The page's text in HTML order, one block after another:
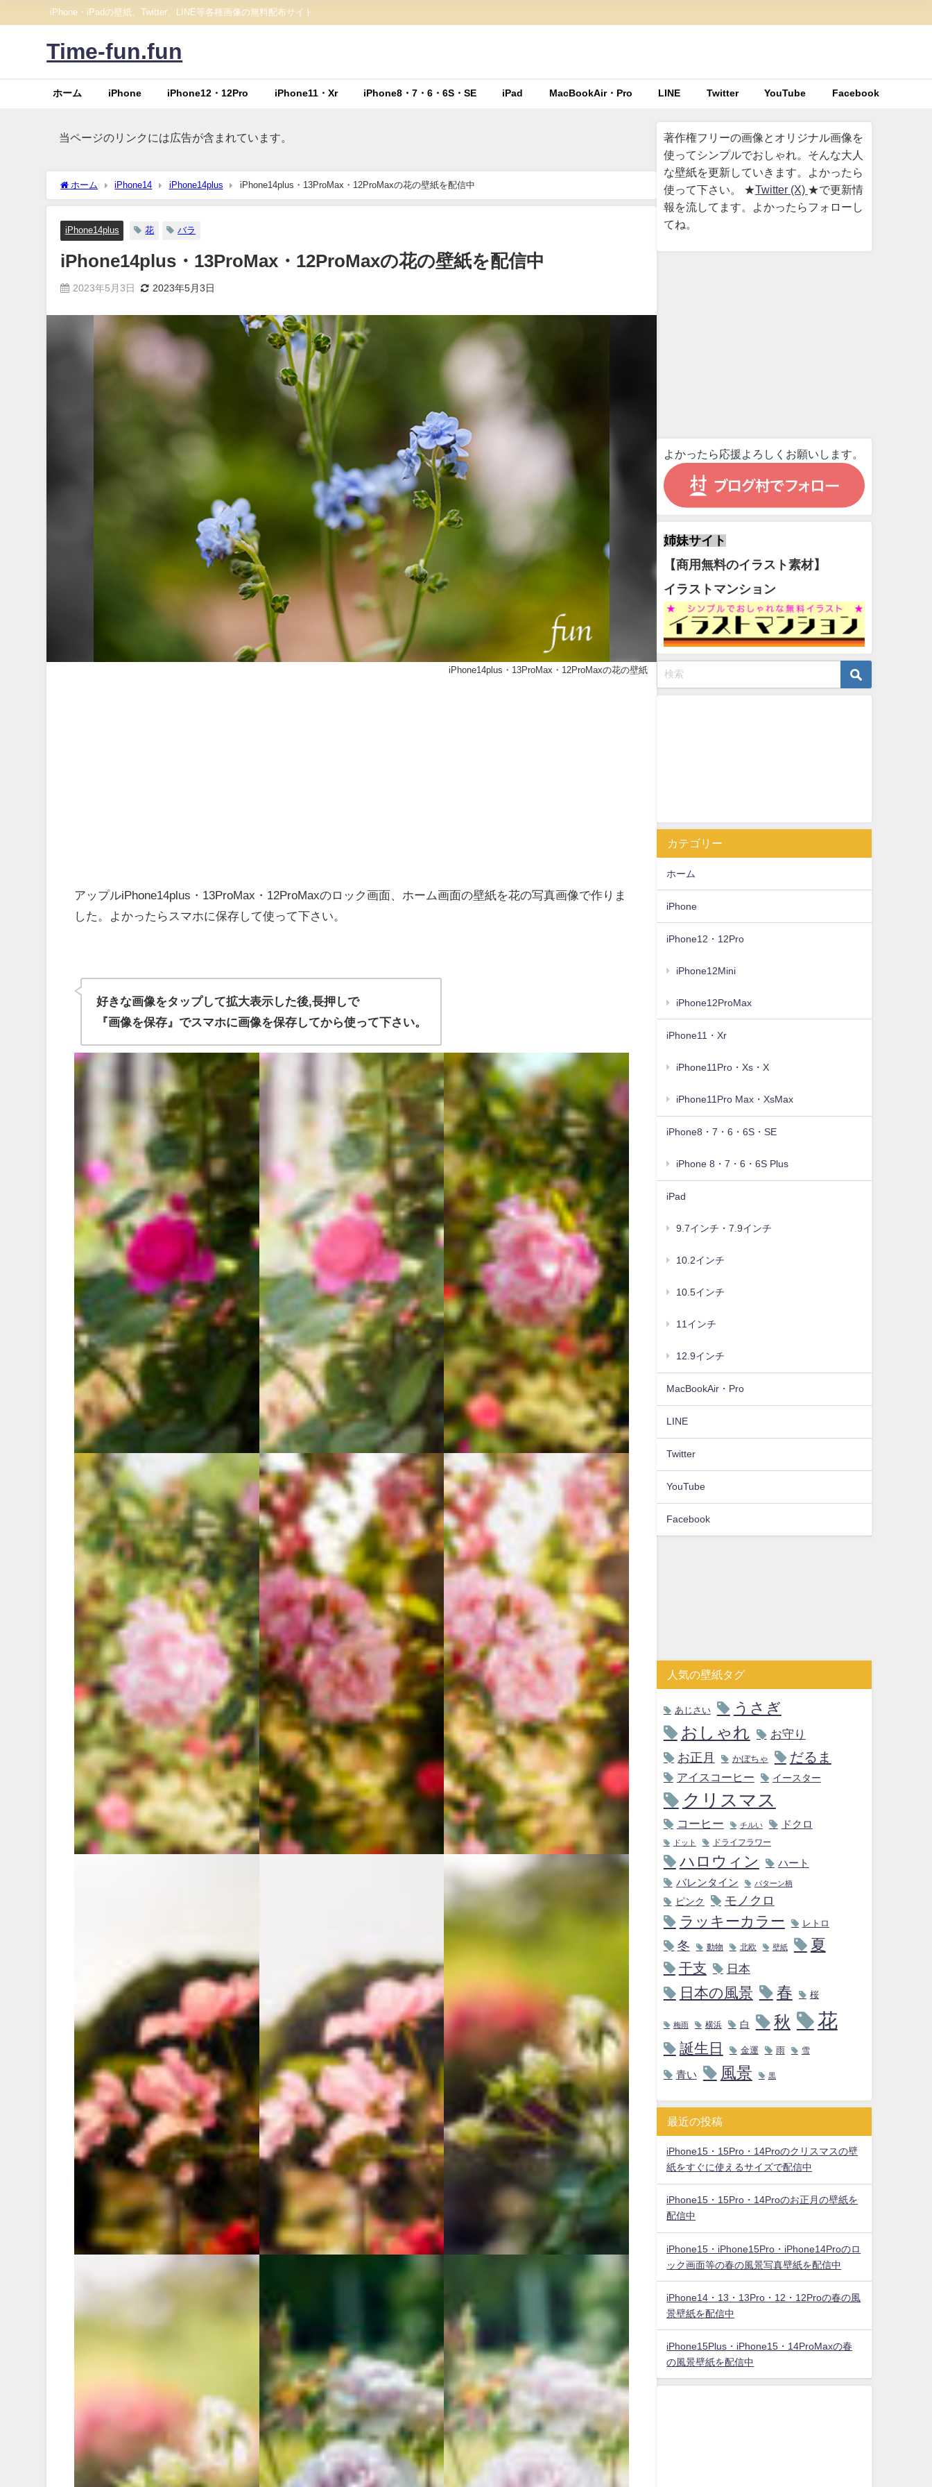
iPhone・iPadの壁紙、Twitter、LINE等各種画像の無料配布サイト
Time-fun.fun
ホーム iPhone iPhone12・12Pro iPhone11・Xr iPhone8・7・6・6S・SE iPad MacBookAir・Pro LINE Twitter YouTube Facebook
当ページのリンクには広告が含まれています。
ホーム iPhone14 iPhone14plus iPhone14plus・13ProMax・12ProMaxの花の壁紙を配信中
iPhone14plus 花 バラ
iPhone14plus・13ProMax・12ProMaxの花の壁紙を配信中
2023年5月3日 2023年5月3日
iPhone14plus・13ProMax・12ProMaxの花の壁紙
アップルiPhone14plus・13ProMax・12ProMaxのロック画面、ホーム画面の壁紙を花の写真画像で作りま
した。よかったらスマホに保存して使って下さい。
好きな画像をタップして拡大表示した後,長押しで
『画像を保存』でスマホに画像を保存してから使って下さい。
著作権フリーの画像とオリジナル画像を
使ってシンプルでおしゃれ。そんな大人
な壁紙を更新していきます。よかったら
使って下さい。 ★Twitter (X) ★で更新情
報を流してます。よかったらフォローし
てね。
よかったら応援よろしくお願いします。
姉妹サイト
【商用無料のイラスト素材】
イラストマンション
カテゴリー
ホーム
iPhone
iPhone12・12Pro
iPhone12Mini
iPhone12ProMax
iPhone11・Xr
iPhone11Pro・Xs・X
iPhone11Pro Max・XsMax
iPhone8・7・6・6S・SE
iPhone 8・7・6・6S Plus
iPad
9.7インチ・7.9インチ
10.2インチ
10.5インチ
11インチ
12.9インチ
MacBookAir・Pro
LINE
Twitter
YouTube
Facebook
人気の壁紙タグ
あじさい うさぎ
おしゃれ お守り
お正月 かぼちゃ だるま
アイスコーヒー イースター
クリスマス
コーヒー チルい ドクロ
ドット ドライフラワー
ハロウィン
ハート
バレンタイン
パターン柄
ピンク モノクロ
ラッキーカラー レトロ
冬 動物 北欧 壁紙 夏
干支 日本
日本の風景 春 桜
梅雨 横浜 白 秋 花
誕生日 金運 雨 雪
青い 風景 黒
最近の投稿
iPhone15・15Pro・14Proのクリスマスの壁
紙をすぐに使えるサイズで配信中
iPhone15・15Pro・14Proのお正月の壁紙を
配信中
iPhone15・iPhone15Pro・iPhone14Proのロ
ック画面等の春の風景写真壁紙を配信中
iPhone14・13・13Pro・12・12Proの春の風
景壁紙を配信中
iPhone15Plus・iPhone15・14ProMaxの春
の風景壁紙を配信中